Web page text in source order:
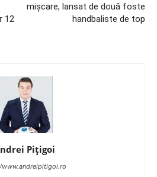
12
mișcare, lansat de două foste
handbaliste de top
Pițigoi